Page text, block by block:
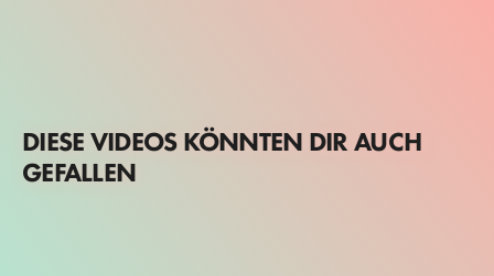
DIESE VIDEOS KÖNNTEN DIR AUCH
GEFALLEN